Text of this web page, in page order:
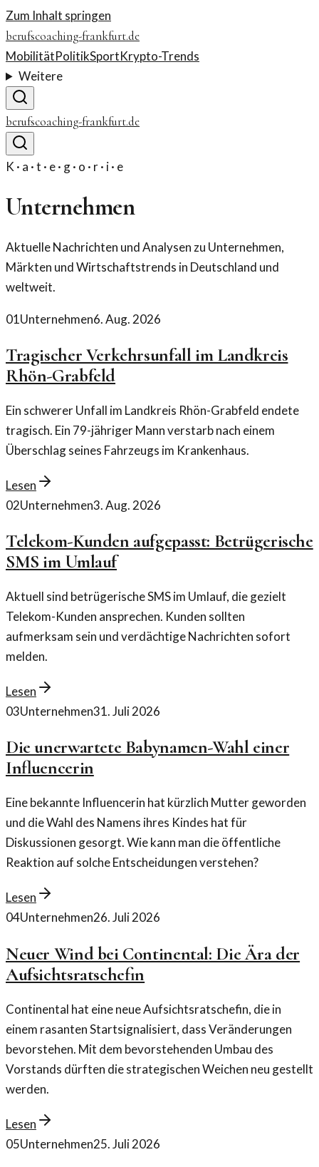
Zum Inhalt springen
berufscoaching-frankfurt.de
MobilitätPolitikSportKrypto-Trends
Weitere
berufscoaching-frankfurt.de
K · a · t · e · g · o · r · i · e
Unternehmen
Aktuelle Nachrichten und Analysen zu Unternehmen,
Märkten und Wirtschaftstrends in Deutschland und
weltweit.
01Unternehmen6. Aug. 2026
Tragischer Verkehrsunfall im Landkreis
Rhön-Grabfeld
Ein schwerer Unfall im Landkreis Rhön-Grabfeld endete
tragisch. Ein 79-jähriger Mann verstarb nach einem
Überschlag seines Fahrzeugs im Krankenhaus.
Lesen
02Unternehmen3. Aug. 2026
Telekom-Kunden aufgepasst: Betrügerische
SMS im Umlauf
Aktuell sind betrügerische SMS im Umlauf, die gezielt
Telekom-Kunden ansprechen. Kunden sollten
aufmerksam sein und verdächtige Nachrichten sofort
melden.
Lesen
03Unternehmen31. Juli 2026
Die unerwartete Babynamen-Wahl einer
Influencerin
Eine bekannte Influencerin hat kürzlich Mutter geworden
und die Wahl des Namens ihres Kindes hat für
Diskussionen gesorgt. Wie kann man die öffentliche
Reaktion auf solche Entscheidungen verstehen?
Lesen
04Unternehmen26. Juli 2026
Neuer Wind bei Continental: Die Ära der
Aufsichtsratschefin
Continental hat eine neue Aufsichtsratschefin, die in
einem rasanten Startsignalisiert, dass Veränderungen
bevorstehen. Mit dem bevorstehenden Umbau des
Vorstands dürften die strategischen Weichen neu gestellt
werden.
Lesen
05Unternehmen25. Juli 2026